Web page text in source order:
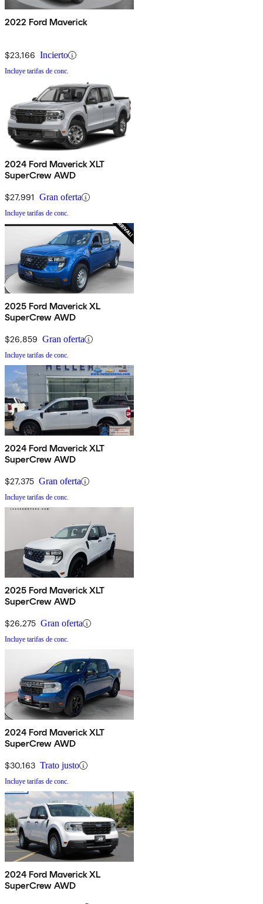
2022 Ford Maverick
$23,166 Incierto
Incluye tarifas de conc.
2024 Ford Maverick XLT
SuperCrew AWD
$27,991 Gran oferta
Incluye tarifas de conc.
2025 Ford Maverick XL
SuperCrew AWD
$26,859 Gran oferta
Incluye tarifas de conc.
2024 Ford Maverick XLT
SuperCrew AWD
$27,375 Gran oferta
Incluye tarifas de conc.
2025 Ford Maverick XLT
SuperCrew AWD
$26,275 Gran oferta
Incluye tarifas de conc.
2024 Ford Maverick XLT
SuperCrew AWD
$30,163 Trato justo
Incluye tarifas de conc.
2024 Ford Maverick XL
SuperCrew AWD